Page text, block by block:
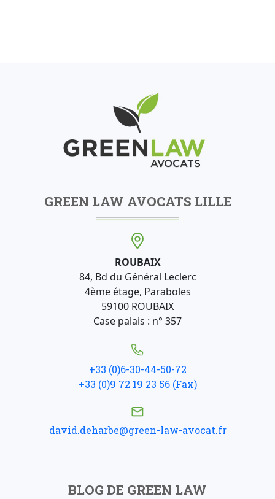
GREEN LAW AVOCATS LILLE
ROUBAIX
84, Bd du Général Leclerc
4ème étage, Paraboles
59100 ROUBAIX
Case palais : n° 357
+33 (0)6-30-44-50-72
+33 (0)9 72 19 23 56 (Fax)
david.deharbe@green-law-avocat.fr
BLOG DE GREEN LAW